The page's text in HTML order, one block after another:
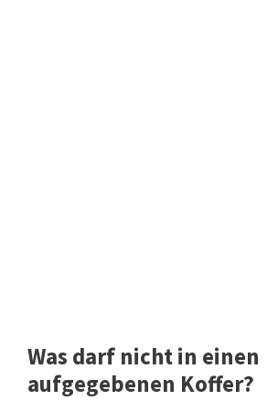
Was darf nicht in einen
aufgegebenen Koffer?